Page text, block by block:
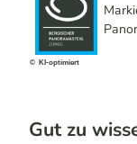
© KI-optimiert
Gut zu